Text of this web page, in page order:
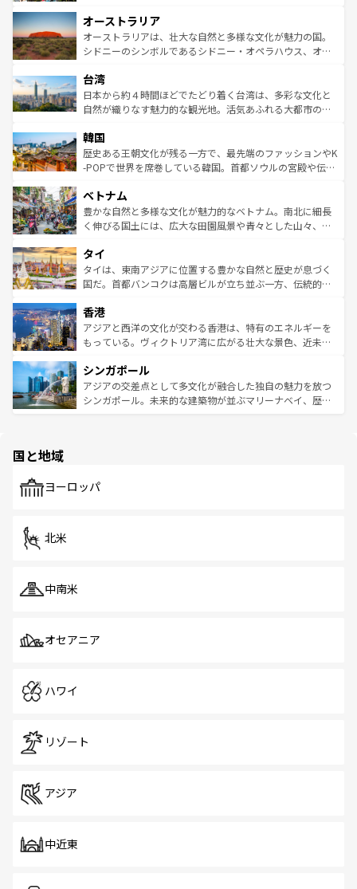
部のニューオーリンズでは、音楽と美食が融合した独特の
文化が魅力。旅行者はアメリカの各地域で異なる魅力を楽
しみながら、その多様性と豊かな歴史を感じることができ
ならではの贅沢な旅のスタイルだ。 なお、新着のアメリカ
情報はコンテンツ一覧を参照してほしい。
ワイ島は見逃せない。また、定番の観光地といえばオアフ
島だが、静かな自然を求めるならマウイ島やカウアイ島が
おすすめ。エメラルドグリーンに輝く海をはじめ、豊かな
れるおもてなしの心で訪れる人々を迎えてくれるハワイの
人々、おいしいローカルフードやハワイアンミュージッ
ク、伝統的なフラダンスなど、すべてがハワイの魅力を彩
ワイを、存分に味わってほしい。 なお、新着のハワイ情報
はコンテンツ一覧を参照してほしい。
オーストラリア
オーストラリアは、壮大な自然と多様な文化が魅力の国。
シドニーのシンボルであるシドニー・オペラハウス、オー
リアリーフや大陸中央部にそびえるウルル（エアーズロッ
ク）、タスマニアの美しい原生林やケアンズの熱帯雨林な
ど、見どころがたくさん。また、カフェやワイン、オージ
いる。アクティビティも充実しており、サーフィンやダイ
ビング、ハイキングなど、アウトドア好きにはたまらな
い。オーストラリアの多彩な魅力を存分に味わいつくそ
参照してほしい。
台湾
日本から約４時間ほどでたどり着く台湾は、多彩な文化と
自然が織りなす魅力的な観光地。活気あふれる大都市の台
ン）、静ひつな山岳地帯である台湾東部など、都市の喧騒
と山間の静けさが共存しており、訪れる人に新しい発見と
驚きをもたらしてくれる。また、奥深い台湾の食文化も魅
容にもいいと評判のスイーツなど、バラエティ豊かな料理
が味わえる。 なお、新着の台湾情報は コンテンツ一覧を参
照してほしい。
韓国
歴史ある王朝文化が残る一方で、最先端のファッションやK
-POPで世界を席巻している韓国。首都ソウルの宮殿や伝統
き、地方に足を延ばせば四季折々の自然美を楽しむことが
できる。そして、キムチや焼肉、絶品のストリートフード
まで、さまざまな韓国料理が待っている。夜には、韓国な
リティに包まれながら、韓国の多彩な魅力を心ゆくまで味
わってみてほしい。 なお、新着の韓国情報はコンテンツ一
覧を参照してほしい。
ベトナム
豊かな自然と多様な文化が魅力的なベトナム。南北に細長
く伸びる国土には、広大な田園風景や青々とした山々、世
急速な発展と共に伝統が息づく。ハノイの古い町並みやホ
ーチミン市のフランス統治時代の建物も、独特の雰囲気を
醸し出している。また、バラエティの豊かさとおいしさで
とつ。フォーやバインミー、ベトナムコーヒーなどは、ぜ
ひ現地で味わいたい。どの地域を訪れてもあたたかい人々
が旅行者を迎えてくれるので、きっと忘れられない旅にな
参照してほしい。
タイ
タイは、東南アジアに位置する豊かな自然と歴史が息づく
国だ。首都バンコクは高層ビルが立ち並ぶ一方、伝統的な
の活気が交差している。北部ではチェンマイなどの山岳地
帯で自然と触れ合い、南部ではプーケットやクラビの美し
いビーチでリゾート気分を楽しむことができる。タイ料理
激する。気候は一年中温暖で、どの季節にも異なる楽しみ
が待っている。親しみやすいタイの人々、仏教を中心とし
た文化、そして多様な観光資源が、訪れる旅人を魅了し続
香港
アジアと西洋の文化が交わる香港は、特有のエネルギーを
もっている。ヴィクトリア湾に広がる壮大な景色、近未来
み、どこを訪れても感動するはず。観光スポットが密集し
ており、効率よく見どころを回れるのも魅力。息をのむよ
うな絶景から文化的な体験まで、香港を存分に楽しみ尽く
シンガポール
アジアの交差点として多文化が融合した独自の魅力を放つ
シンガポール。未来的な建築物が並ぶマリーナベイ、歴史
で、ホーカーズは地元の風情を楽しめる外せないスポット
国と地域
ヨーロッパ
北米
中南米
オセアニア
ハワイ
リゾート
アジア
中近東